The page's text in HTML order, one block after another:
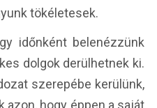
tökéletesek.
időnként belenézzünk
dolgok derülhetnek ki.
szerepébe kerülünk,
azon, hogy éppen a saját